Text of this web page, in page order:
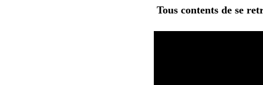
Tous contents de se